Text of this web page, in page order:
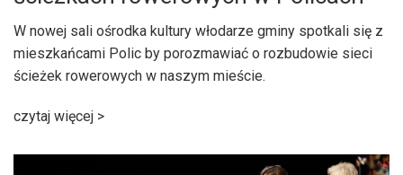
W nowej sali ośrodka kultury włodarze gminy spotkali się z
mieszkańcami Polic by porozmawiać o rozbudowie sieci
ścieżek rowerowych w naszym mieście.
czytaj więcej >